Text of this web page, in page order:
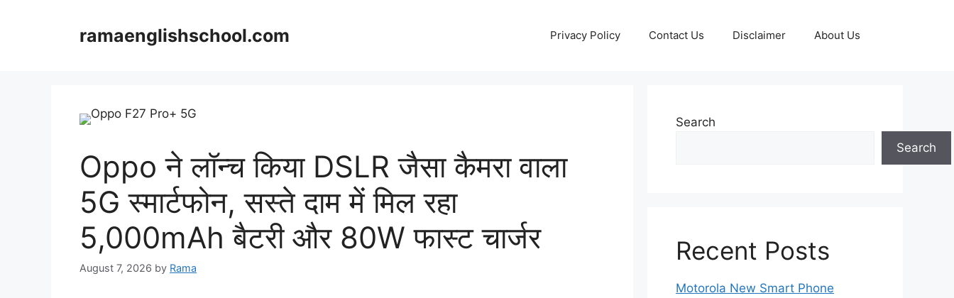
ramaenglishschool.com Privacy Policy Contact Us Disclaimer About Us
Oppo ने लॉन्च किया DSLR जैसा कैमरा वाला
5G स्मार्टफोन, सस्ते दाम में मिल रहा
5,000mAh बैटरी और 80W फास्ट चार्जर
August 7, 2026 by Rama
Search
Search
Recent Posts
Motorola New Smart Phone